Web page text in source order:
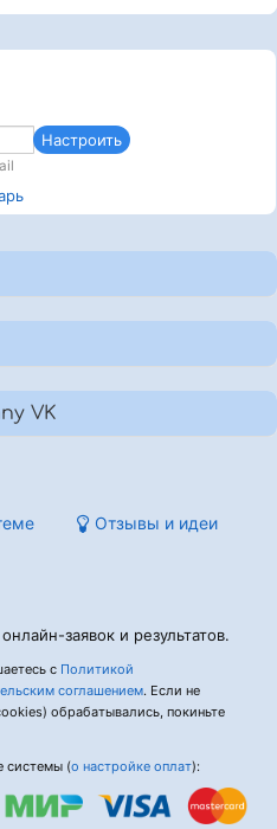
Настроить
VK
Отзывы и идеи
заявок и результатов.
с Политикой
соглашением. Если не
обрабатывались, покиньте
системы (о настройке оплат):